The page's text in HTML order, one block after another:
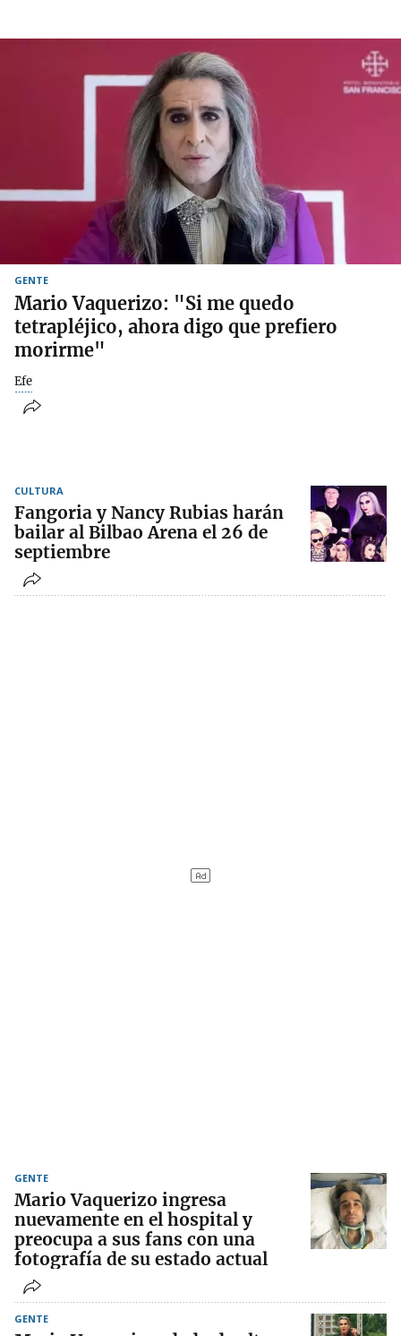
GENTE
Mario Vaquerizo: "Si me quedo
tetrapléjico, ahora digo que prefiero
morirme"
Efe
CULTURA
Fangoria y Nancy Rubias harán
bailar al Bilbao Arena el 26 de
septiembre
GENTE
Mario Vaquerizo ingresa
nuevamente en el hospital y
preocupa a sus fans con una
fotografía de su estado actual
GENTE